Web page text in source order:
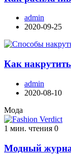
admin
2020-09-25
Как
admin
2020-08-10
Мода
1 мин. чтения 0
Модный